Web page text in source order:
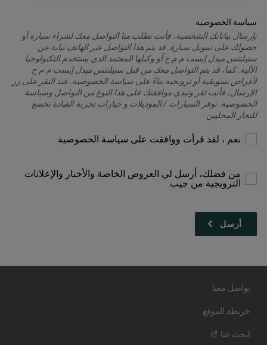
سياسة الخصوصية
بإرسال بياناتك الشخصية، فأنت تطلب منا التواصل معك لشراء سيارة أو
حصولك على تمويل سيارة. قد يتم هذا التواصل عبر الهاتف نيابة عن
ستيلنتس ميدل إيست م م ح أو وكيلها المعتمد الذي يستخدم التكنولوجيا
الآلية. كما، قد يتم التواصل معك من قبل ستيلنتس ميدل إيست م م ح
لأغراض تسويقية أو ترويجية بناءً على سياسة الخصوصية. عند النقر على زر
الإرسال، فأنت تقر وتبدي موافقتك على هذا النوع من التواصل وسياسة
الخصوصية. توفر السيارات / الموديلات و خيارات تجربة القيادة تخضع
للتجار المحليين
نعم ، لقد قرأت ووافقت على سياسة الخصوصية
من فضلك، أرسل لي العروض الخاصة والأخبار والإعلانات
الترويجية من جيب.
تواصل معنا
خريطة الموقع
ابحث عنا